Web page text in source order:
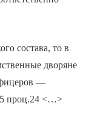
состава, то в
дворяне
—
проц.24 <…>